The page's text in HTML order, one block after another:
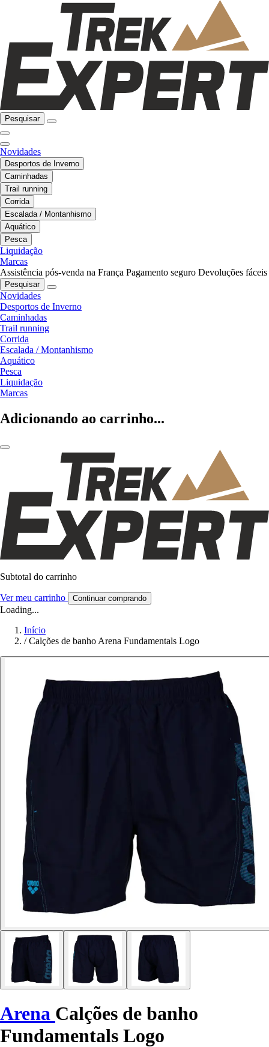
Pesquisar
Novidades
Desportos de Inverno
Caminhadas
Trail running
Corrida
Escalada / Montanhismo
Aquático
Pesca
Liquidação
Marcas
Assistência pós-venda na França Pagamento seguro Devoluções fáceis
Pesquisar
Novidades
Desportos de Inverno
Caminhadas
Trail running
Corrida
Escalada / Montanhismo
Aquático
Pesca
Liquidação
Marcas
Adicionando ao carrinho...
Subtotal do carrinho
Ver meu carrinho Continuar comprando
Loading...
Início
/ Calções de banho Arena Fundamentals Logo
Arena Calções de banho
Fundamentals Logo